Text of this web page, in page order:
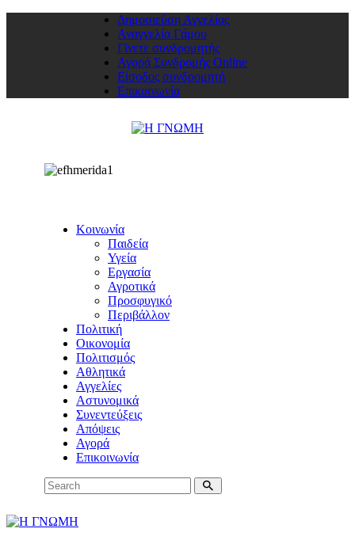
Δημοσιεύση Αγγελίας
Αναγγελία Γάμου
Γίνετε συνδρομητής
Αγορά Συνδρομής Online
Είσοδος συνδρομητή
Επικοινωνία
Κοινωνία
Παιδεία
Υγεία
Εργασία
Αγροτικά
Προσφυγικό
Περιβάλλον
Πολιτική
Οικονομία
Πολιτισμός
Αθλητικά
Αγγελίες
Αστυνομικά
Συνεντεύξεις
Απόψεις
Αγορά
Επικοινωνία